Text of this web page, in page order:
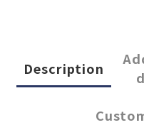
Description